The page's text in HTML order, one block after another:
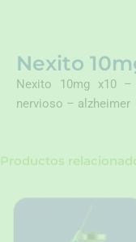
Nexito
Nexito 10mg x10
nervioso – alzheimer
Productos